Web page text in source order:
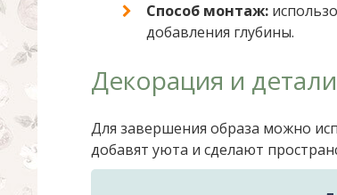
Способ монтаж:
добавления глубины.
Декорация и детали
Для завершения образа можно
добавят уюта и сделают